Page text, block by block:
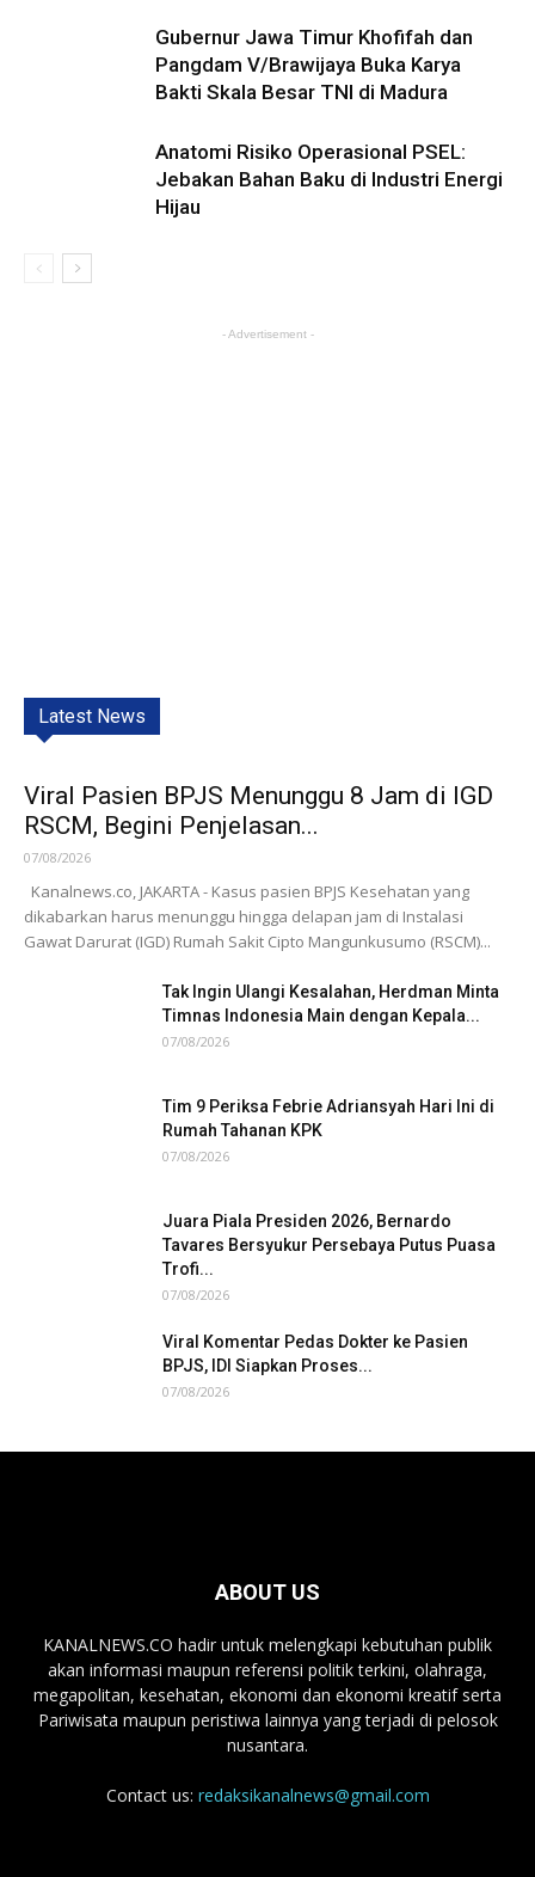
Gubernur Jawa Timur Khofifah dan
Pangdam V/Brawijaya Buka Karya
Bakti Skala Besar TNI di Madura
Anatomi Risiko Operasional PSEL:
Jebakan Bahan Baku di Industri Energi
Hijau
- Advertisement -
Latest News
Viral Pasien BPJS Menunggu 8 Jam di IGD
RSCM, Begini Penjelasan...
07/08/2026
Kanalnews.co, JAKARTA - Kasus pasien BPJS Kesehatan yang
dikabarkan harus menunggu hingga delapan jam di Instalasi
Gawat Darurat (IGD) Rumah Sakit Cipto Mangunkusumo (RSCM)...
Tak Ingin Ulangi Kesalahan, Herdman Minta
Timnas Indonesia Main dengan Kepala...
07/08/2026
Tim 9 Periksa Febrie Adriansyah Hari Ini di
Rumah Tahanan KPK
07/08/2026
Juara Piala Presiden 2026, Bernardo
Tavares Bersyukur Persebaya Putus Puasa
Trofi...
07/08/2026
Viral Komentar Pedas Dokter ke Pasien
BPJS, IDI Siapkan Proses...
07/08/2026
ABOUT US
KANALNEWS.CO hadir untuk melengkapi kebutuhan publik
akan informasi maupun referensi politik terkini, olahraga,
megapolitan, kesehatan, ekonomi dan ekonomi kreatif serta
Pariwisata maupun peristiwa lainnya yang terjadi di pelosok
nusantara.
Contact us: redaksikanalnews@gmail.com